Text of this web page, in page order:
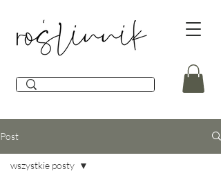
Post
wszystkie posty